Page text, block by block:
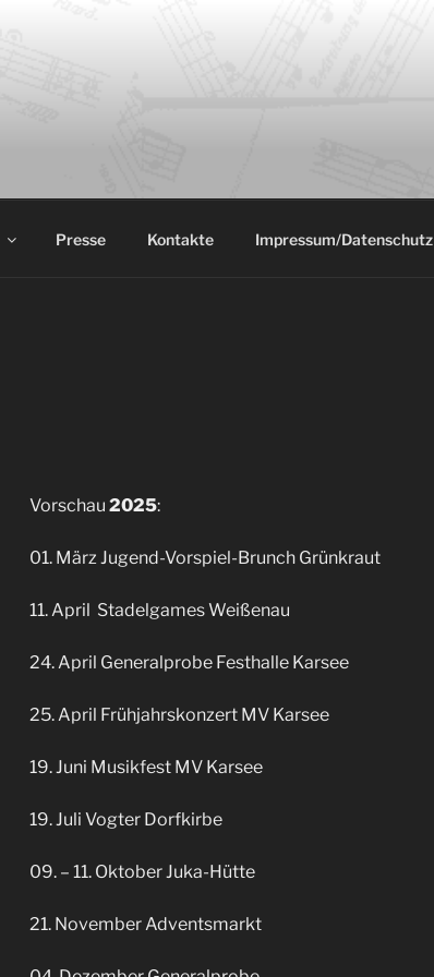
Presse Kontakte Impressum/Datenschutz
Vorschau 2025:
01. März Jugend-Vorspiel-Brunch Grünkraut
11. April Stadelgames Weißenau
24. April Generalprobe Festhalle Karsee
25. April Frühjahrskonzert MV Karsee
19. Juni Musikfest MV Karsee
19. Juli Vogter Dorfkirbe
09. – 11. Oktober Juka-Hütte
21. November Adventsmarkt